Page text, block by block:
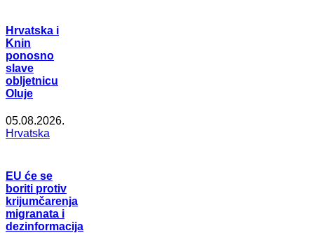
Hrvatska i
Knin
ponosno
slave
obljetnicu
Oluje
05.08.2026.
Hrvatska
EU će se
boriti protiv
krijumčarenja
migranata i
dezinformacija